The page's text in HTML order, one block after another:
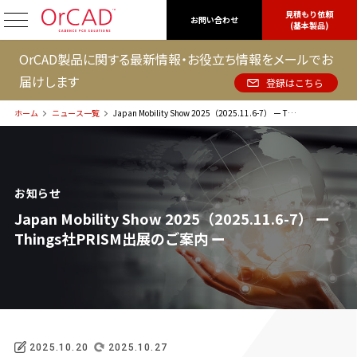
お問い合わせ
見積もり依頼
(基本製品)
OrCAD製品に関する最新情報・お役立ち情報をメールでお
届けします
登録はこちら
ホーム ニュース一覧 Japan Mobility Show 2025（2025.11.6-7） ー Things社PRISM出展のご案内 ー
お知らせ
Japan Mobility Show 2025（2025.11.6-7） ー
Things社PRISM出展のご案内 ー
2025.10.20 2025.10.27